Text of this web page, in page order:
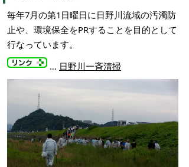
毎年7月の第1日曜日に日野川流域の汚濁防
止や、環境保全をPRすることを目的として
行なっています。
… 日野川一斉清掃